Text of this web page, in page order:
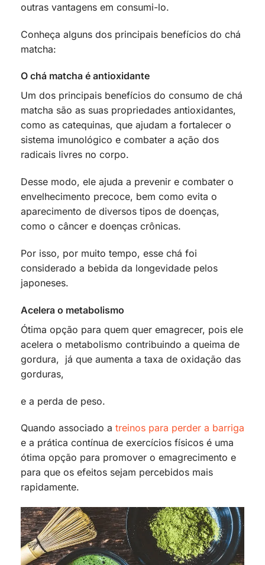
outras vantagens em consumi-lo.
Conheça alguns dos principais benefícios do chá
matcha:
O chá matcha é antioxidante
Um dos principais benefícios do consumo de chá
matcha são as suas propriedades antioxidantes,
como as catequinas, que ajudam a fortalecer o
sistema imunológico e combater a ação dos
radicais livres no corpo.
Desse modo, ele ajuda a prevenir e combater o
envelhecimento precoce, bem como evita o
aparecimento de diversos tipos de doenças,
como o câncer e doenças crônicas.
Por isso, por muito tempo, esse chá foi
considerado a bebida da longevidade pelos
japoneses.
Acelera o metabolismo
Ótima opção para quem quer emagrecer, pois ele
acelera o metabolismo contribuindo a queima de
gordura, já que aumenta a taxa de oxidação das
gorduras,
e a perda de peso.
Quando associado a treinos para perder a barriga
e a prática contínua de exercícios físicos é uma
ótima opção para promover o emagrecimento e
para que os efeitos sejam percebidos mais
rapidamente.